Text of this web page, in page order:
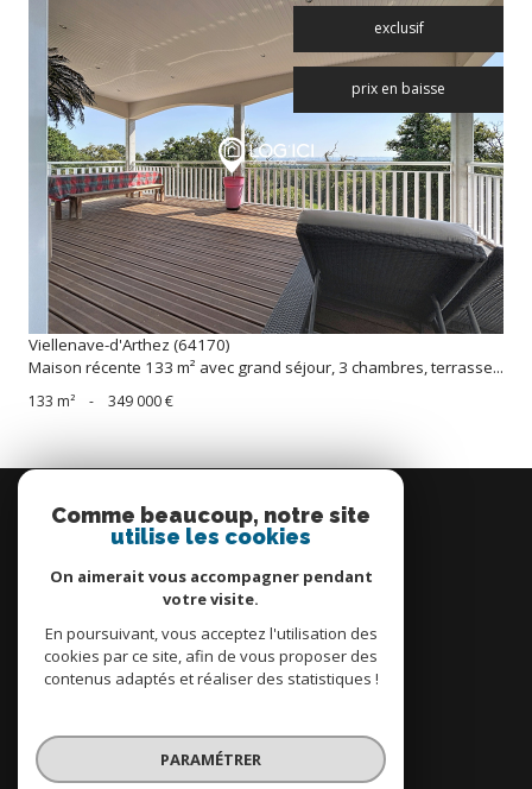
exclusif
prix en baisse
voir le bien
Viellenave-d'Arthez (64170)
Maison récente 133 m² avec grand séjour, 3 chambres, terrasse...
133 m² - 349 000 €
connecter
Comme beaucoup, notre site
utilise les cookies
On aimerait vous accompagner pendant
votre visite.
En poursuivant, vous acceptez l'utilisation des
cookies par ce site, afin de vous proposer des
contenus adaptés et réaliser des statistiques !
PARAMÉTRER